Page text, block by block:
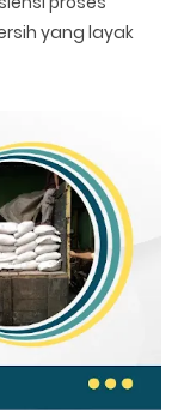
yang layak